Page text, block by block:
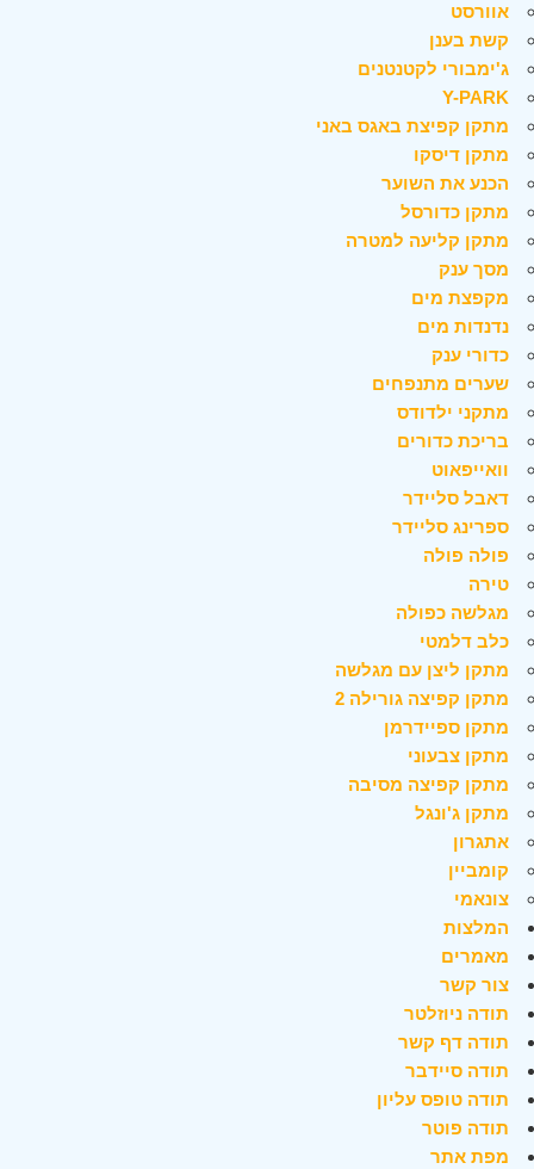
אוורסט
קשת בענן
ג'ימבורי לקטנטנים
Y-PARK
מתקן קפיצת באגס באני
מתקן דיסקו
הכנע את השוער
מתקן כדורסל
מתקן קליעה למטרה
מסך ענק
מקפצת מים
נדנדות מים
כדורי ענק
שערים מתנפחים
מתקני ילדודס
בריכת כדורים
וואייפאוט
דאבל סליידר
ספרינג סליידר
פולה פולה
טירה
מגלשה כפולה
כלב דלמטי
מתקן ליצן עם מגלשה
מתקן קפיצה גורילה 2
מתקן ספיידרמן
מתקן צבעוני
מתקן קפיצה מסיבה
מתקן ג'ונגל
אתגרון
קומביין
צונאמי
המלצות
מאמרים
צור קשר
תודה ניוזלטר
תודה דף קשר
תודה סיידבר
תודה טופס עליון
תודה פוטר
מפת אתר